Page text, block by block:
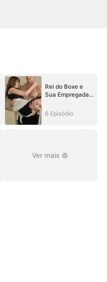
Rei do Boxe e
Sua Empregada
6 Episódio
Ver mais